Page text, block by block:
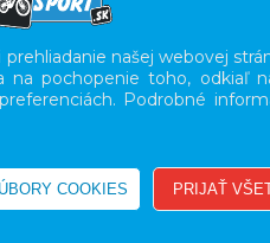
KARIÉRA BODY
našej webovej
na pochopenie toho, odkiaľ
Podrobné